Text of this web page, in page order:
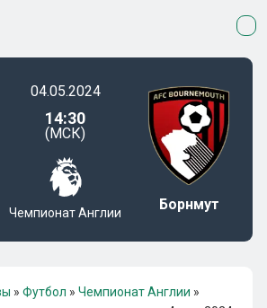
04.05.2024
14:30
(МСК)
Чемпионат Англии Борнмут
» Футбол » Чемпионат Англии »